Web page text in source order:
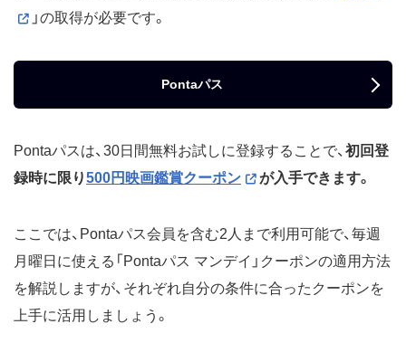
」の取得が必要です。
Pontaパス
Pontaパスは、30日間無料お試しに登録することで、 初回登
録時に限り500円映画鑑賞クーポン が入手できます。
ここでは、Pontaパス会員を含む2人まで利用可能で、毎週
月曜日に使える「Pontaパス マンデイ」クーポンの適用方法
を解説しますが、それぞれ自分の条件に合ったクーポンを
上手に活用しましょう。